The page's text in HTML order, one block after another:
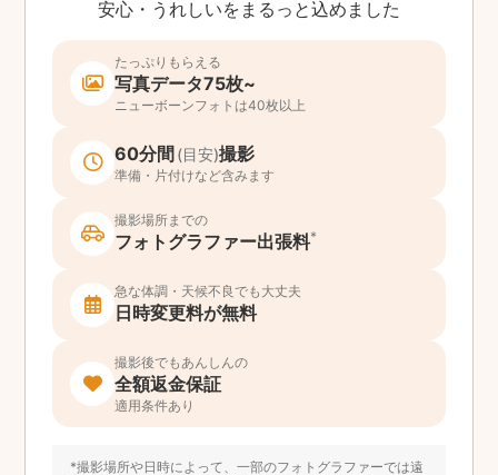
安心・うれしいをまるっと込めました
たっぷりもらえる
写真データ75枚~
ニューボーンフォトは40枚以上
60分間 (目安)撮影
準備・片付けなど含みます
撮影場所までの
フォトグラファー出張料*
急な体調・天候不良でも大丈夫
日時変更料が無料
撮影後でもあんしんの
全額返金保証
適用条件あり
*撮影場所や日時によって、一部のフォトグラファーでは遠